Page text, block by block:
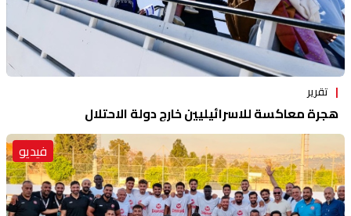
تقرير
هجرة معاكسة للاسرائيليين خارج دولة الاحتلال
فيديو